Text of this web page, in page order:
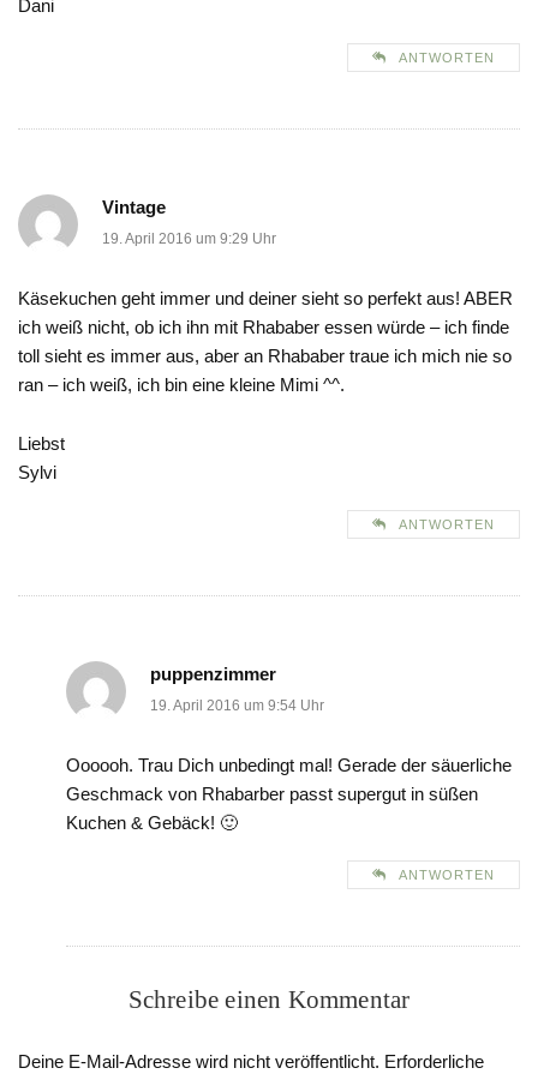
Dani
ANTWORTEN
Vintage
19. April 2016 um 9:29 Uhr
Käsekuchen geht immer und deiner sieht so perfekt aus! ABER
ich weiß nicht, ob ich ihn mit Rhababer essen würde – ich finde
toll sieht es immer aus, aber an Rhababer traue ich mich nie so
ran – ich weiß, ich bin eine kleine Mimi ^^.
Liebst
Sylvi
ANTWORTEN
puppenzimmer
19. April 2016 um 9:54 Uhr
Oooooh. Trau Dich unbedingt mal! Gerade der säuerliche
Geschmack von Rhabarber passt supergut in süßen
Kuchen & Gebäck! 🙂
ANTWORTEN
Schreibe einen Kommentar
Deine E-Mail-Adresse wird nicht veröffentlicht. Erforderliche